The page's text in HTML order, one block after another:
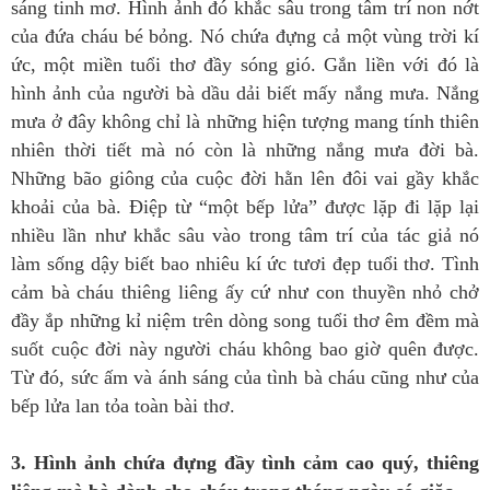
sáng tinh mơ. Hình ảnh đó khắc sâu trong tâm trí non nớt
của đứa cháu bé bỏng. Nó chứa đựng cả một vùng trời kí
ức, một miền tuổi thơ đầy sóng gió. Gắn liền với đó là
hình ảnh của người bà dầu dải biết mấy nắng mưa. Nắng
mưa ở đây không chỉ là những hiện tượng mang tính thiên
nhiên thời tiết mà nó còn là những nắng mưa đời bà.
Những bão giông của cuộc đời hằn lên đôi vai gầy khắc
khoải của bà. Điệp từ “một bếp lửa” được lặp đi lặp lại
nhiều lần như khắc sâu vào trong tâm trí của tác giả nó
làm sống dậy biết bao nhiêu kí ức tươi đẹp tuổi thơ. Tình
cảm bà cháu thiêng liêng ấy cứ như con thuyền nhỏ chở
đầy ắp những kỉ niệm trên dòng song tuổi thơ êm đềm mà
suốt cuộc đời này người cháu không bao giờ quên được.
Từ đó, sức ấm và ánh sáng của tình bà cháu cũng như của
bếp lửa lan tỏa toàn bài thơ.
3. Hình ảnh chứa đựng đầy tình cảm cao quý, thiêng